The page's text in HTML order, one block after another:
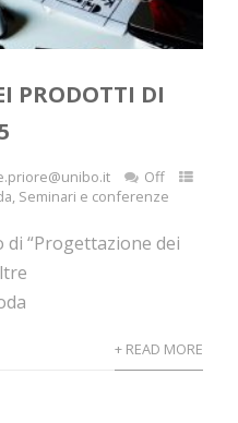
PRODOTTI DI
Off
, Seminari e conferenze
“Progettazione dei
+ READ MORE